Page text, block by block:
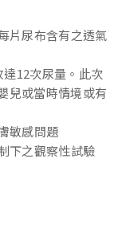
片尿布含有之透氣
12次尿量。此次
兒或當時情境或有
敏感問題
下之觀察性試驗